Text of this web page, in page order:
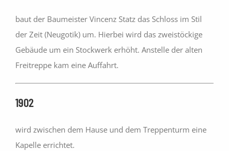
baut der Baumeister Vincenz Statz das Schloss im Stil
der Zeit (Neugotik) um. Hierbei wird das zweistöckige
Gebäude um ein Stockwerk erhöht. Anstelle der alten
Freitreppe kam eine Auffahrt.
1902
wird zwischen dem Hause und dem Treppenturm eine
Kapelle errichtet.